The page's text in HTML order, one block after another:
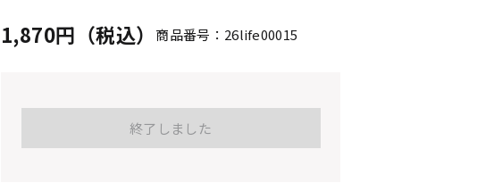
1,870円（税込） 商品番号：26life00015
終了しました